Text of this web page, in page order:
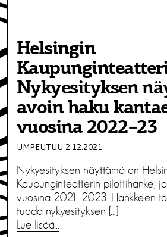
Helsingin
Nykyesityksen
avoin haku
vuosina 2022–23
UMPEUTUU 2.12.2021
Nykyesityksen näyttämö on
Kaupunginteatterin pilottihanke,
vuosina 2021–2023. Hankkeen
tuoda nykyesityksen […]
Lue lisää…